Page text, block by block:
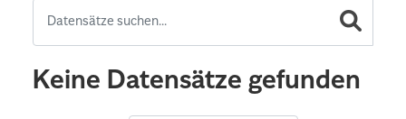
Keine Datensätze gefunden